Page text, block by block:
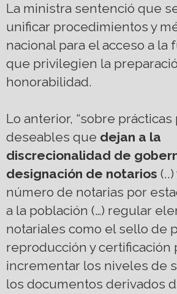
La ministra sentenció que
unificar procedimientos y
nacional para el acceso a la
que privilegien la
honorabilidad.
Lo anterior, “sobre prácticas
deseables que dejan a la
discrecionalidad de
designación de notarios
número de notarias por
a la población (…) regular
notariales como el sello de
reproducción y certificación
incrementar los niveles de
los documentos derivados